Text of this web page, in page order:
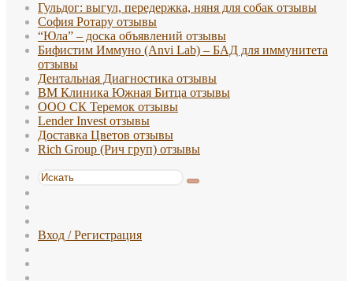
Гульдог: выгул, передержка, няня для собак отзывы
София Ротару отзывы
“Юла” – доска объявлений отзывы
Бифистим Иммуно (Anvi Lab) – БАД для иммунитета
отзывы
Дентальная Диагностика отзывы
ВМ Клиника Южная Битца отзывы
ООО СК Теремок отзывы
Lender Invest отзывы
Доставка Цветов отзывы
Rich Group (Рич груп) отзывы
Искать
статья
Вход / Регистрация